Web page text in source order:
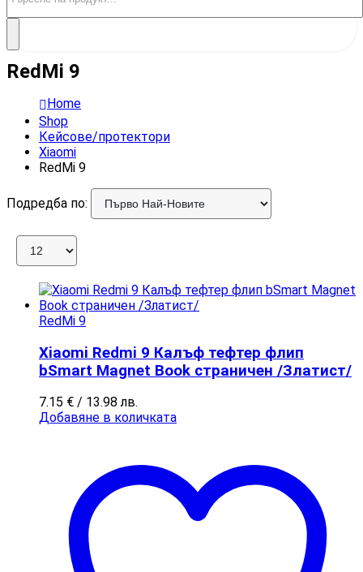
RedMi 9
Home
Shop
Кейсове/протектори
Xiaomi
RedMi 9
Подредба по:
RedMi 9
Xiaomi Redmi 9 Калъф тефтер флип
bSmart Magnet Book страничен /Златист/
7.15 € / 13.98 лв.
Добавяне в количката